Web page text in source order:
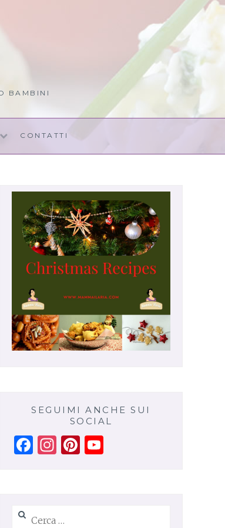
BAMBINI
CONTATTI
SEGUIMI ANCHE SUI
SOCIAL
Facebook
Instagram
Pinterest
per: